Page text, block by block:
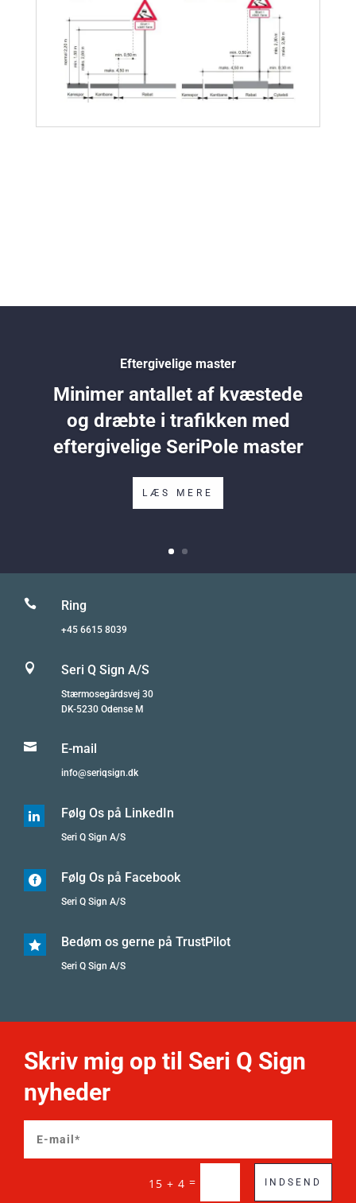
Eftergivelige master
Minimer antallet af kvæstede
og dræbte i trafikken med
eftergivelige SeriPole master
LÆS MERE
 Ring
+45 6615 8039
 Seri Q Sign A/S
Stærmosegårdsvej 30
DK-5230 Odense M
 E-mail
info@seriqsign.dk
 Følg Os på LinkedIn
Seri Q Sign A/S
 Følg Os på Facebook
Seri Q Sign A/S
 Bedøm os gerne på TrustPilot
Seri Q Sign A/S
Skriv mig op til Seri Q Sign
nyheder
15 + 4 = INDSEND